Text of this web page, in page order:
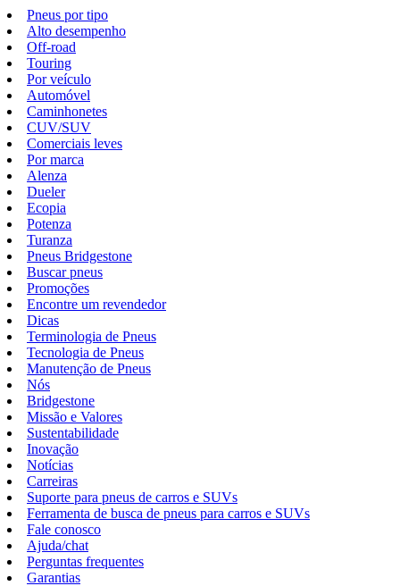
Pneus por tipo
Alto desempenho
Off-road
Touring
Por veículo
Automóvel
Caminhonetes
CUV/SUV
Comerciais leves
Por marca
Alenza
Dueler
Ecopia
Potenza
Turanza
Pneus Bridgestone
Buscar pneus
Promoções
Encontre um revendedor
Dicas
Terminologia de Pneus
Tecnologia de Pneus
Manutenção de Pneus
Nós
Bridgestone
Missão e Valores
Sustentabilidade
Inovação
Notícias
Carreiras
Suporte para pneus de carros e SUVs
Ferramenta de busca de pneus para carros e SUVs
Fale conosco
Ajuda/chat
Perguntas frequentes
Garantias